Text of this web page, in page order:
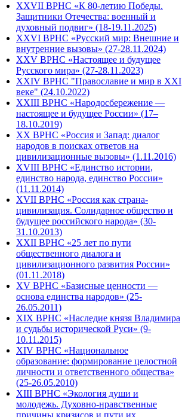
ХХVII ВРНС «К 80-летию Победы.
Защитники Отечества: военный и
духовный подвиг» (18-19.11.2025)
XXVI ВРНС «Русский мир: Внешние и
внутренние вызовы» (27-28.11.2024)
XXV ВРНС «Настоящее и будущее
Русского мира» (27-28.11.2023)
XXIV ВРНС "Православие и мир в XXI
веке" (24.10.2022)
XXIII ВРНС «Народосбережение —
настоящее и будущее России» (17–
18.10.2019)
XX ВРНС «Россия и Запад: диалог
народов в поисках ответов на
цивилизационные вызовы» (1.11.2016)
XVIII ВРНС «Единство истории,
единство народа, единство России»
(11.11.2014)
XVII ВРНС «Россия как страна-
цивилизация. Солидарное общество и
будущее российского народа» (30-
31.10.2013)
XXII ВРНС «25 лет по пути
общественного диалога и
цивилизационного развития России»
(01.11.2018)
XV ВРНС «Базисные ценности —
основа единства народов» (25-
26.05.2011)
XIX ВРНС «Наследие князя Владимира
и судьбы исторической Руси» (9-
10.11.2015)
XIV ВРНС «Национальное
образование: формирование целостной
личности и ответственного общества»
(25-26.05.2010)
XIII ВРНС «Экология души и
молодежь. Духовно-нравственные
причины кризисов и пути их